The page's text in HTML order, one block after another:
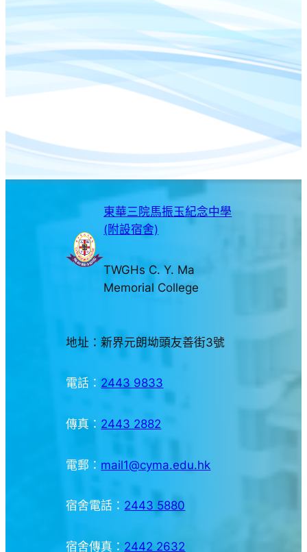
東華三院馬振玉紀念中學
(附設宿舍)
TWGHs C. Y. Ma
Memorial College
地址：新界元朗坳頭友善街3號
電話： 2443 9833
傳真： 2443 2882
電郵： mail1@cyma.edu.hk
宿舍電話： 2443 5880
宿舍傳真： 2442 2632